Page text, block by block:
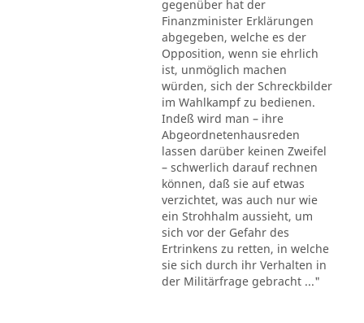
gegenüber hat der
Finanzminister Erklärungen
abgegeben, welche es der
Opposition, wenn sie ehrlich
ist, unmöglich machen
würden, sich der Schreckbilder
im Wahlkampf zu bedienen.
Indeß wird man – ihre
Abgeordnetenhausreden
lassen darüber keinen Zweifel
– schwerlich darauf rechnen
können, daß sie auf etwas
verzichtet, was auch nur wie
ein Strohhalm aussieht, um
sich vor der Gefahr des
Ertrinkens zu retten, in welche
sie sich durch ihr Verhalten in
der Militärfrage gebracht ..."